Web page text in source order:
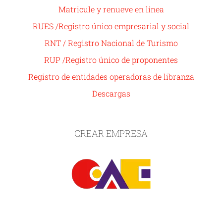
Matricule y renueve en línea
RUES /Registro único empresarial y social
RNT / Registro Nacional de Turismo
RUP /Registro único de proponentes
Registro de entidades operadoras de libranza
Descargas
CREAR EMPRESA